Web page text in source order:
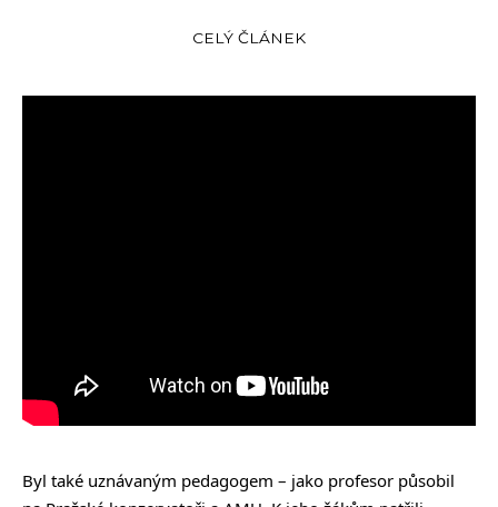
Byl také uznávaným pedagogem – jako profesor působil
CELÝ ČLÁNEK